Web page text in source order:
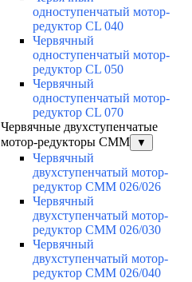
одноступенчатый мотор-
редуктор CL 040
Червячный
одноступенчатый мотор-
редуктор CL 050
Червячный
одноступенчатый мотор-
редуктор CL 070
Червячные двухступенчатые
мотор-редукторы CMM
▼
Червячный
двухступенчатый мотор-
редуктор CMM 026/026
Червячный
двухступенчатый мотор-
редуктор CMM 026/030
Червячный
двухступенчатый мотор-
редуктор CMM 026/040